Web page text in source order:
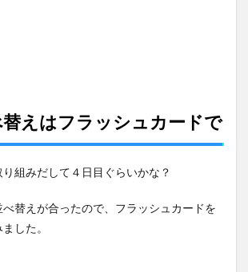
えはフラッシュカードで
組みだして４日目ぐらいかな？
替えが合ったので、フラッシュカードを
した。